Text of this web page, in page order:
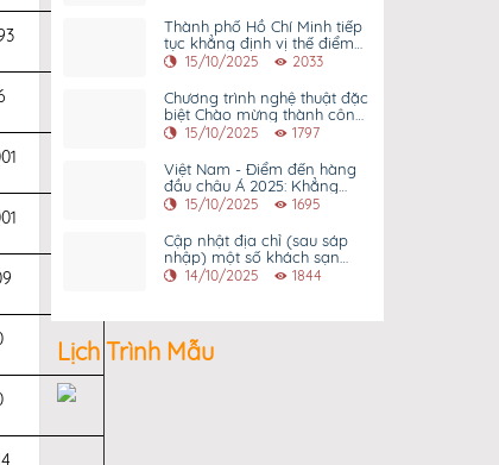
Thành phố Hồ Chí Minh tiếp
tục khẳng định vị thế điểm
đến hàng đầu châu Á tại giải
- Word Travel Awards 2025
15/10/2025 2033
Chương trình nghệ thuật đặc
biệt Chào mừng thành công
Đại hội Đại biểu Đảng bộ
thứ I nhiệm kỳ 2025 - 2030
15/10/2025 1797
Việt Nam - Điểm đến hàng
đầu châu Á 2025: Khẳng
định vị thế trên bản đồ du
15/10/2025 1695
Cập nhật địa chỉ (sau sáp
nhập) một số khách sạn
được xếp hạng trên địa bàn
14/10/2025 1844
Lịch Trình Mẫu